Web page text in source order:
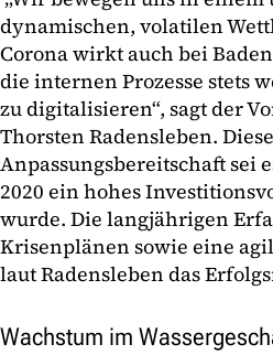
dynamischen, volatilen
Corona wirkt auch bei
die internen Prozesse stets
zu digitalisieren“, sagt der
Thorsten Radensleben.
Anpassungsbereitschaft sei
2020 ein hohes
wurde. Die langjährigen
Krisenplänen sowie eine
laut Radensleben das
Wachstum im